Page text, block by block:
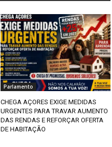
Parlamento
CHEGA AÇORES EXIGE MEDIDAS
URGENTES PARA TRAVAR AUMENTO
DAS RENDAS E REFORÇAR OFERTA
DE HABITAÇÃO